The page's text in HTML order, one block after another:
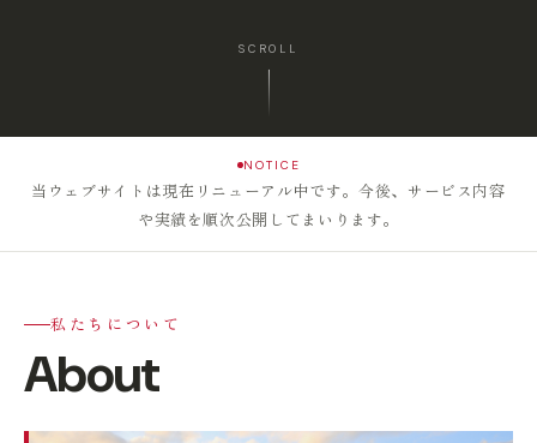
SCROLL
NOTICE
当ウェブサイトは現在リニューアル中です。今後、サービス内容
や実績を順次公開してまいります。
私たちについて
About